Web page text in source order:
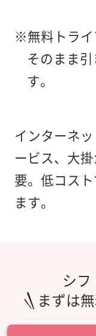
※無料トライ
そのまま
す。
インターネ
ービス、大
要。 低コス
ます。
シフ
まずは